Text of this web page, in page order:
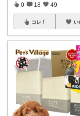
0 18 49
コレ い